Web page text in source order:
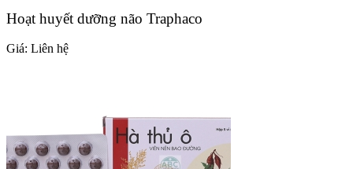
Hoạt huyết dưỡng não Traphaco
Giá: Liên hệ